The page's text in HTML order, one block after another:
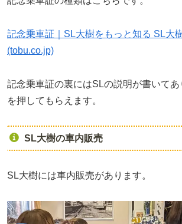
記念乗車証｜SL大樹をもっと知る SL大
(tobu.co.jp)
記念乗車証の裏にはSLの説明が書いて
を押してもらえます。
SL大樹の車内販売
SL大樹には車内販売があります。